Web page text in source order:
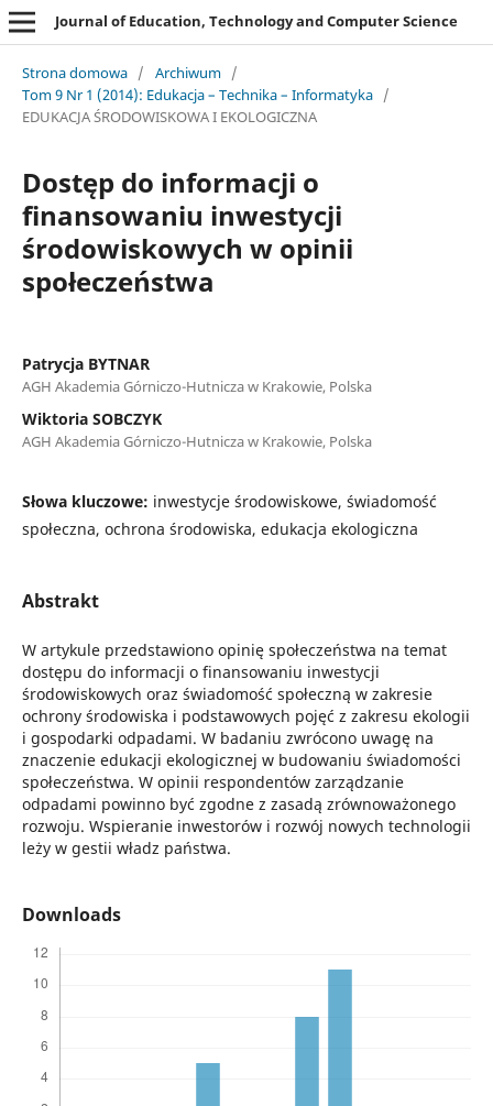
Journal of Education, Technology and Computer Science
Strona domowa / Archiwum /
Tom 9 Nr 1 (2014): Edukacja – Technika – Informatyka /
EDUKACJA ŚRODOWISKOWA I EKOLOGICZNA
Dostęp do informacji o
finansowaniu inwestycji
środowiskowych w opinii
społeczeństwa
Patrycja BYTNAR
AGH Akademia Górniczo-Hutnicza w Krakowie, Polska
Wiktoria SOBCZYK
AGH Akademia Górniczo-Hutnicza w Krakowie, Polska
Słowa kluczowe: inwestycje środowiskowe, świadomość
społeczna, ochrona środowiska, edukacja ekologiczna
Abstrakt
W artykule przedstawiono opinię społeczeństwa na temat
dostępu do informacji o finansowaniu inwestycji
środowiskowych oraz świadomość społeczną w zakresie
ochrony środowiska i podstawowych pojęć z zakresu ekologii
i gospodarki odpadami. W badaniu zwrócono uwagę na
znaczenie edukacji ekologicznej w budowaniu świadomości
społeczeństwa. W opinii respondentów zarządzanie
odpadami powinno być zgodne z zasadą zrównoważonego
rozwoju. Wspieranie inwestorów i rozwój nowych technologii
leży w gestii władz państwa.
Downloads